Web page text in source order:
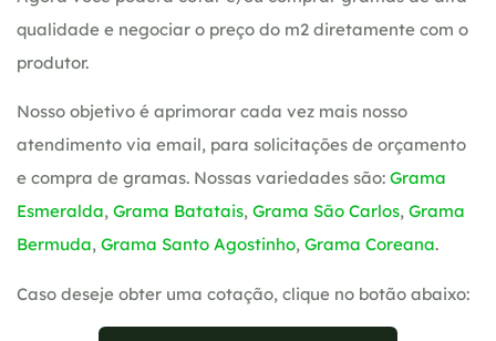
qualidade e negociar o preço do m2 diretamente com o
produtor.
Nosso objetivo é aprimorar cada vez mais nosso
atendimento via email, para solicitações de orçamento
e compra de gramas. Nossas variedades são: Grama
Esmeralda, Grama Batatais, Grama São Carlos, Grama
Bermuda, Grama Santo Agostinho, Grama Coreana.
Caso deseje obter uma cotação, clique no botão abaixo: